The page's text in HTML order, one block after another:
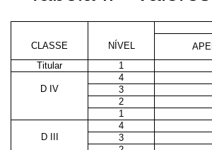
CLASSE NÍVEL
Titular
1
4
D IV
3
2
1
4
D III
3